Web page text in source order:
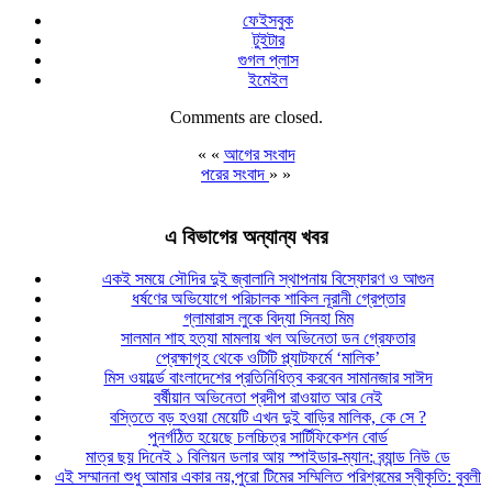
ফেইসবুক
টুইটার
গুগল প্লাস
ইমেইল
Comments are closed.
« « আগের সংবাদ
পরের সংবাদ » »
এ বিভাগের অন্যান্য খবর
একই সময়ে সৌদির দুই জ্বালানি স্থাপনায় বিস্ফোরণ ও আগুন
ধর্ষণের অভিযোগে পরিচালক শাকিল নূরানী গ্রেপ্তার
গ্লামারাস লুকে বিদ্যা সিনহা মিম
সালমান শাহ হত্যা মামলায় খল অভিনেতা ডন গ্রেফতার
প্রেক্ষাগৃহ থেকে ওটিটি প্ল্যাটফর্মে ‘মালিক’
মিস ওয়ার্ল্ডে বাংলাদেশের প্রতিনিধিত্ব করবেন সামানজার সাঈদ
বর্ষীয়ান অভিনেতা প্রদীপ রাওয়াত আর নেই
বস্তিতে বড় হওয়া মেয়েটি এখন দুই বাড়ির মালিক, কে সে ?
পুনর্গঠিত হয়েছে চলচ্চিত্র সার্টিফিকেশন বোর্ড
মাত্র ছয় দিনেই ১ বিলিয়ন ডলার আয় স্পাইডার-ম্যান: ব্র্যান্ড নিউ ডে
এই সম্মাননা শুধু আমার একার নয়,পুরো টিমের সম্মিলিত পরিশ্রমের স্বীকৃতি: বুবলী